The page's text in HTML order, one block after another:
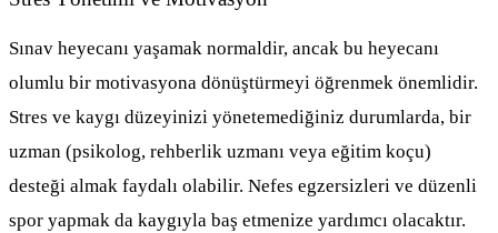
Sınav heyecanı yaşamak normaldir, ancak bu heyecanı
olumlu bir motivasyona dönüştürmeyi öğrenmek önemlidir.
Stres ve kaygı düzeyinizi yönetemediğiniz durumlarda, bir
uzman (psikolog, rehberlik uzmanı veya eğitim koçu)
desteği almak faydalı olabilir. Nefes egzersizleri ve düzenli
spor yapmak da kaygıyla baş etmenize yardımcı olacaktır.